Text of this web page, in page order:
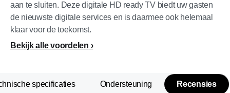
aan te sluiten. Deze digitale HD ready TV biedt uw gasten
de nieuwste digitale services en is daarmee ook helemaal
klaar voor de toekomst.
Bekijk alle voordelen
specificaties Ondersteuning Recensies